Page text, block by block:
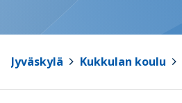
Jyväskylä Kukkulan koulu